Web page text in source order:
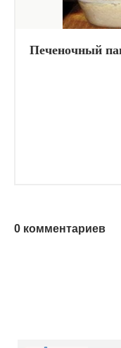
Печеночный
0 комментариев